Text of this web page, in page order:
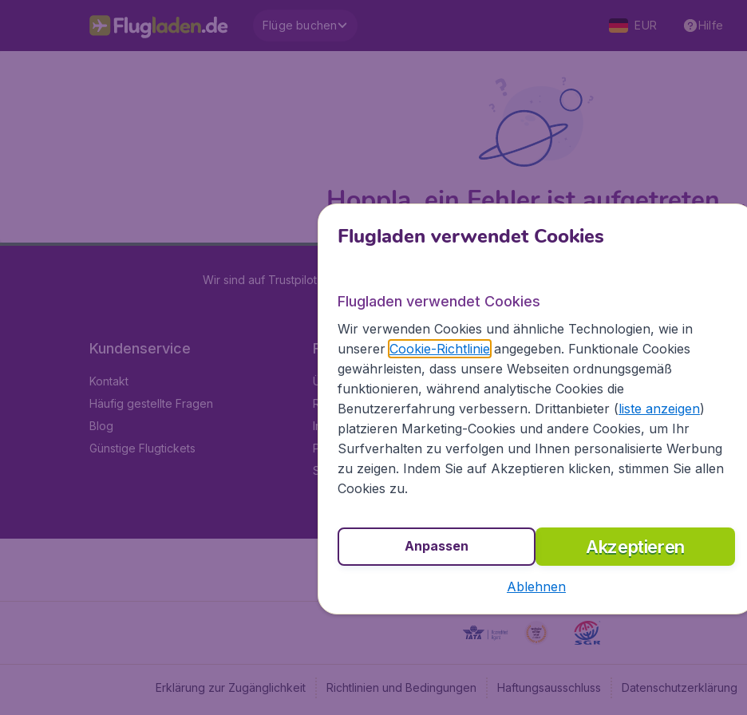
Flüge buchen EUR Hilfe
Hoppla, ein Fehler ist aufgetreten ...
Wir sind auf Trustpilot mit
Kundenservice
Kontakt
Häufig gestellte Fragen
Blog
Günstige Flugtickets
Flugladen.de
Über Flugladen.de
Rechtliche Informationen
Impressum
Partnerprogramm
Stellenangebote
Internationale Webseiten
CheapTickets.nl
CheapTickets.be
BudgetAir.fr
BudgetAir.es
BudgetAir.it
Erklärung zur Zugänglichkeit Richtlinien und Bedingungen Haftungsausschluss Datenschutzerklärung
Flugladen verwendet Cookies
Flugladen verwendet Cookies
Wir verwenden Cookies und ähnliche Technologien, wie in
unserer Cookie-Richtlinieangegeben. Funktionale Cookies
gewährleisten, dass unsere Webseiten ordnungsgemäß
funktionieren, während analytische Cookies die
Benutzererfahrung verbessern. Drittanbieter (liste anzeigen)
platzieren Marketing-Cookies und andere Cookies, um Ihr
Surfverhalten zu verfolgen und Ihnen personalisierte Werbung
zu zeigen. Indem Sie auf Akzeptieren klicken, stimmen Sie allen
Cookies zu.
Akzeptieren
Anpassen
Ablehnen